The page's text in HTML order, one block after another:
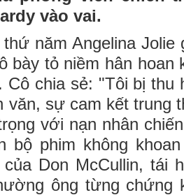
vào vai.
năm Angelina Jolie
bày tỏ niềm hân hoan
Cô chia sẻ: "Tôi bị thu
văn, sự cam kết trung
với nạn nhân
bộ phim không
của Don McCullin, tái
ông từng chứng